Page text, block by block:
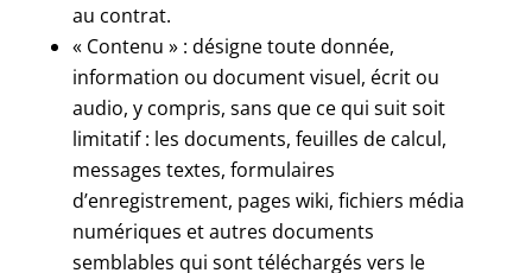
au contrat.
« Contenu » : désigne toute donnée,
information ou document visuel, écrit ou
audio, y compris, sans que ce qui suit soit
limitatif : les documents, feuilles de calcul,
messages textes, formulaires
d’enregistrement, pages wiki, fichiers média
numériques et autres documents
semblables qui sont téléchargés vers le